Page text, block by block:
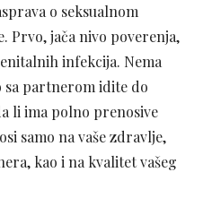
o seksualnom
Prvo, jača nivo poverenja,
infekcija. Nema
sa partnerom idite do
li ima polno prenosive
samo na vaše zdravlje,
kao i na kvalitet vašeg